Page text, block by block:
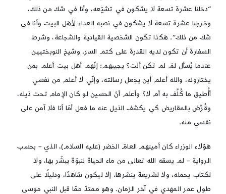
“دخلنا عشرة تسعة لا يشكون في تشيّعه، وأنا في شك من ذلك،
وخرجنا عشرة تسعة لا يشكون في نصبه العداء لأهل البيت وأنا في
شك من ذلك”. هكذا تكون الشخصية القيادية والشجاعة، وشرط
السفارة أن تكون لديه القدرة على كتم السر. وشيخ النوبختيين
عندما يُسأل لمَ لم تكن أنت؟ يجيبهم: إنّهم أهل بيت أعلم بمن
يختارونه، والله أعلم أين يجعل رسالته، وإنّي لا أعلم من نفسي
أأُطيق ما كُلِّف به أم لا؟ وأعلم أنّ الحسين لو كان الإمام تحت ذيله،
وقُرِّض بالمقاريض كي يكشف الذيل عنه ما فعل أمّا أنا فلا آمن على
نفسي منه.
هؤلاء الوزراء كان أمينهم العامّ الخضر (عليه السلام)، الذي – بحسب
الرواية – لم يسقه الله تعالى من ماء الحياة لنبوّة يبشّر بها، ولا
لكتاب يحمله، ولا لشريعة ينشرها، إلا ليكون شاهدًا، ودليلًا على
طول عمر المهدي في آخر الزمان. وهو ممتدّ ممّا قبل النبي موسى